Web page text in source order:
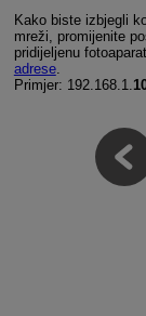
Kako biste izbjegli
mreži, promijenite
pridijeljenu
adrese.
Primjer: 192.168.1.